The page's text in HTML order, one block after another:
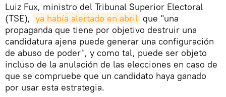
Luiz Fux, ministro del Tribunal Superior Electoral
(TSE), ya había alertado en abril que "una
propaganda que tiene por objetivo destruir una
candidatura ajena puede generar una configuración
de abuso de poder", y como tal, puede ser objeto
incluso de la anulación de las elecciones en caso de
que se compruebe que un candidato haya ganado
por usar esta estrategia.